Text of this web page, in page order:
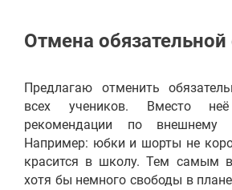
Отмена
Предлагаю отменить
всех учеников. Вместо
рекомендации по внешнему
Например: юбки и шорты не
красится в школу. Тем самым
хотя бы немного свободы в